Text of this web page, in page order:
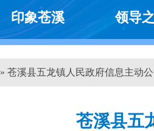
印象苍溪 领导
» 苍溪县五龙镇人民政府信息主动
苍溪县五